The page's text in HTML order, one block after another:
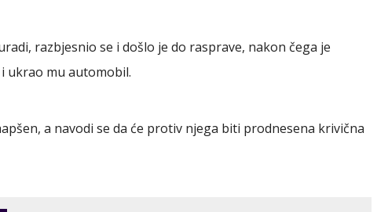
razbjesnio se i došlo je do rasprave, nakon čega je
ukrao mu automobil.
a navodi se da će protiv njega biti prodnesena krivična